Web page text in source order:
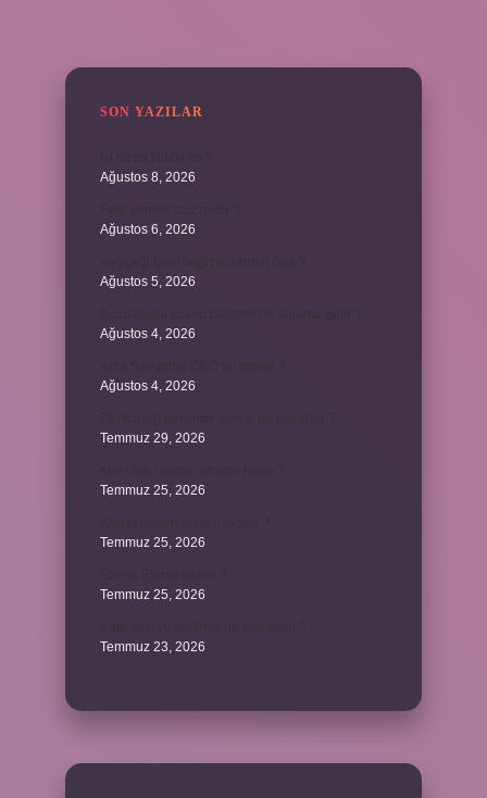
SON YAZILAR
Ağustos 8, 2026
Ağustos 6, 2026
Ağustos 5, 2026
Ağustos 4, 2026
Ağustos 4, 2026
Temmuz 29, 2026
Temmuz 25, 2026
Temmuz 25, 2026
Temmuz 25, 2026
Temmuz 23, 2026